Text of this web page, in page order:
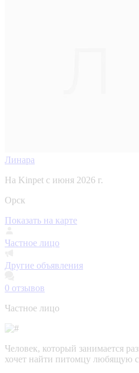
Линара
На Kinpet c июня 2026 г.
Орск
Показать на карте
Частное лицо
Другие объявления
0 отзывов
Частное лицо
Человек, который занимается
хочет найти питомцу любящую